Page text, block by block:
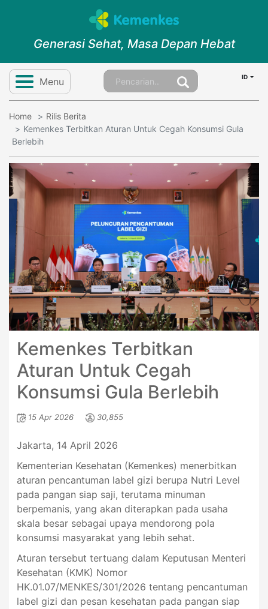
Generasi Sehat, Masa Depan Hebat
Menu ID
Home
Rilis Berita
Kemenkes Terbitkan Aturan Untuk Cegah Konsumsi Gula
Berlebih
Kemenkes Terbitkan
Aturan Untuk Cegah
Konsumsi Gula Berlebih
15 Apr 2026 30,855
Jakarta, 14 April 2026
Kementerian Kesehatan (Kemenkes) menerbitkan
aturan pencantuman label gizi berupa Nutri Level
pada pangan siap saji, terutama minuman
berpemanis, yang akan diterapkan pada usaha
skala besar sebagai upaya mendorong pola
konsumsi masyarakat yang lebih sehat.
Aturan tersebut tertuang dalam Keputusan Menteri
Kesehatan (KMK) Nomor
HK.01.07/MENKES/301/2026 tentang pencantuman
label gizi dan pesan kesehatan pada pangan siap